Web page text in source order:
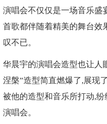
演唱会不仅仅是一场音乐盛
首歌都伴随着精美的舞台效
叹不已。
华晨宇的演唱会造型也让人
涅槃”造型简直燃爆了,展现
被他的造型和音乐所打动,
演唱会。